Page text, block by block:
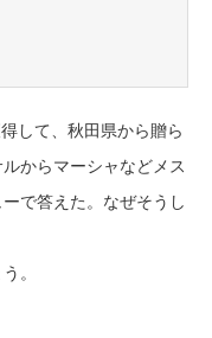
して、秋田県から贈ら
からマーシャなどメス
で答えた。なぜそうし
。